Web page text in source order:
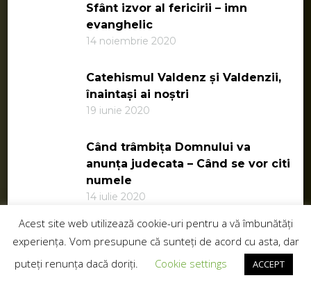
Sfânt izvor al fericirii – imn
evanghelic
14 noiembrie 2020
Catehismul Valdenz și Valdenzii,
înaintași ai noștri
19 iunie 2020
Când trâmbița Domnului va
anunța judecata – Când se vor citi
numele
14 iulie 2020
Despre crezurile creștine antice și
Calcedon
26 iulie 2020
Acest site web utilizează cookie-uri pentru a vă îmbunătăți
experiența. Vom presupune că sunteți de acord cu asta, dar
puteți renunța dacă doriți.
Cookie settings ACCEPT